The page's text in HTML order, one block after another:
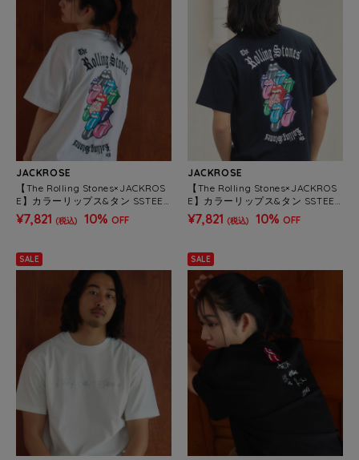
JACKROSE
【The Rolling Stones×JACKROS
E】カラーリップス&タン SSTEE
(MENS)
¥7,821 (税込) 10% OFF
JACKROSE
【The Rolling Stones×JACKROS
E】カラーリップス&タン SSTEE
(MENS)
¥7,821 (税込) 10% OFF
SALE SALE